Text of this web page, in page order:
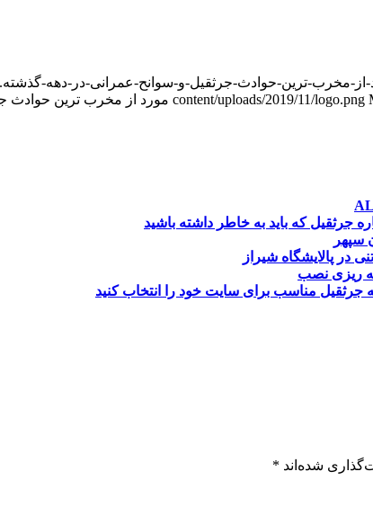
content/uploads/2019/11/logo.png
سپهر
ریزی نصب
جرثقیل مناسب برای سایت خود را انتخاب کنید
شده‌اند *